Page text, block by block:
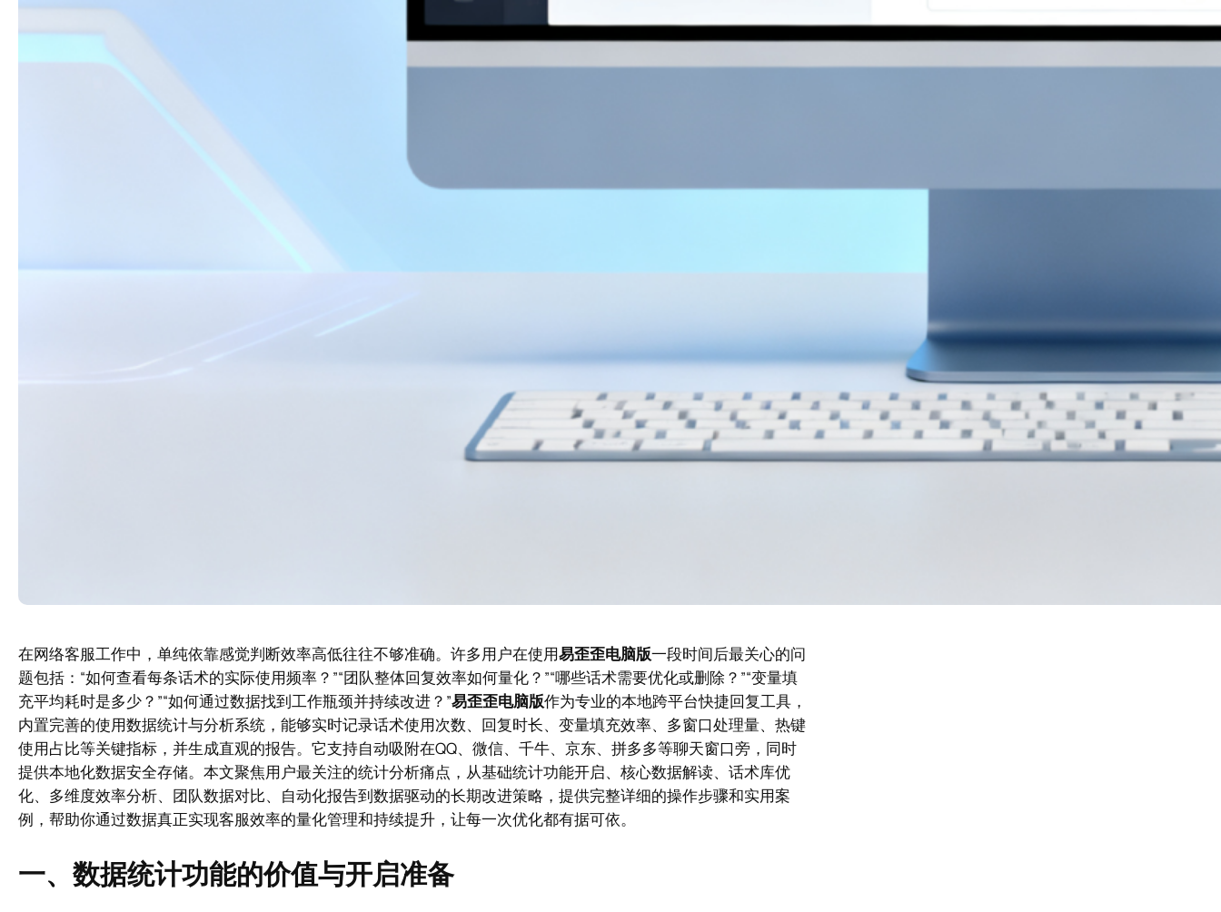
在网络客服工作中，单纯依靠感觉判断效率高低往往不够准确。许多用户在使用易歪歪电脑版一段时间后最关心的问
题包括：“如何查看每条话术的实际使用频率？”“团队整体回复效率如何量化？”“哪些话术需要优化或删除？”“变量填
充平均耗时是多少？”“如何通过数据找到工作瓶颈并持续改进？”易歪歪电脑版作为专业的本地跨平台快捷回复工具，
内置完善的使用数据统计与分析系统，能够实时记录话术使用次数、回复时长、变量填充效率、多窗口处理量、热键
使用占比等关键指标，并生成直观的报告。它支持自动吸附在QQ、微信、千牛、京东、拼多多等聊天窗口旁，同时
提供本地化数据安全存储。本文聚焦用户最关注的统计分析痛点，从基础统计功能开启、核心数据解读、话术库优
化、多维度效率分析、团队数据对比、自动化报告到数据驱动的长期改进策略，提供完整详细的操作步骤和实用案
例，帮助你通过数据真正实现客服效率的量化管理和持续提升，让每一次优化都有据可依。
一、数据统计功能的价值与开启准备